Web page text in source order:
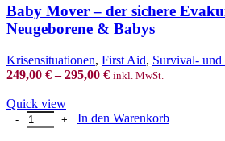
has
multiple
variants.
options
may
on
Baby Mover – der sichere
Neugeborene & Babys
Krisensituationen, First Aid, Survival-
249,00 €–295,00 € inkl. MwSt.
Quick view
Führungshilfe für TA30MAX Menge
In den Warenkorb